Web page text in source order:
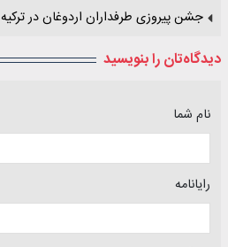
جشن پیروزی طرفداران اردوغان در ترکیه
دیدگاه‌تان را بنویسید
نام شما
رایانامه